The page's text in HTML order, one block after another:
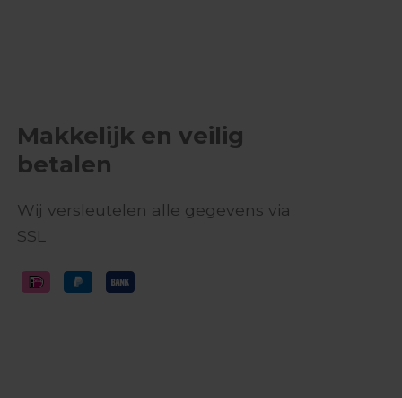
Makkelijk en veilig
betalen
Wij versleutelen alle gegevens via
SSL